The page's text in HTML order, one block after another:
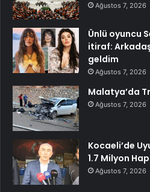
Ağustos 7, 2026
Ünlü oyuncu
itiraf:
geldim
Ağustos 7, 2026
Malatya’da
Ağustos 7, 2026
Kocaeli’de
1.7 Milyon
Ağustos 7, 2026